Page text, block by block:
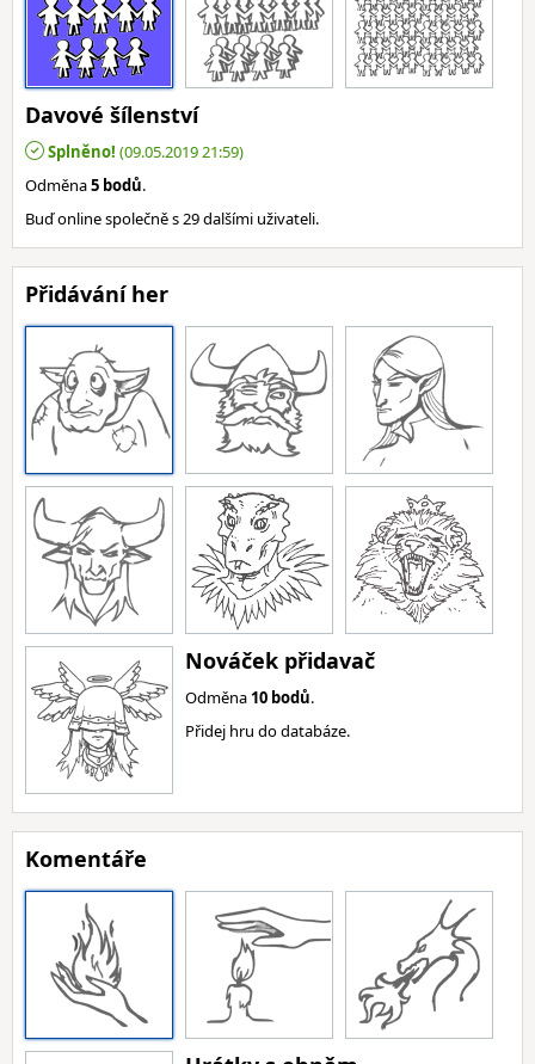
Davové šílenství
Splněno! (09.05.2019 21:59)
Odměna5 bodů.
Buď online společně s 29 dalšími uživateli.
Přidávání her
Nováček přidavač
Odměna 10 bodů.
Přidej hru do databáze.
Komentáře